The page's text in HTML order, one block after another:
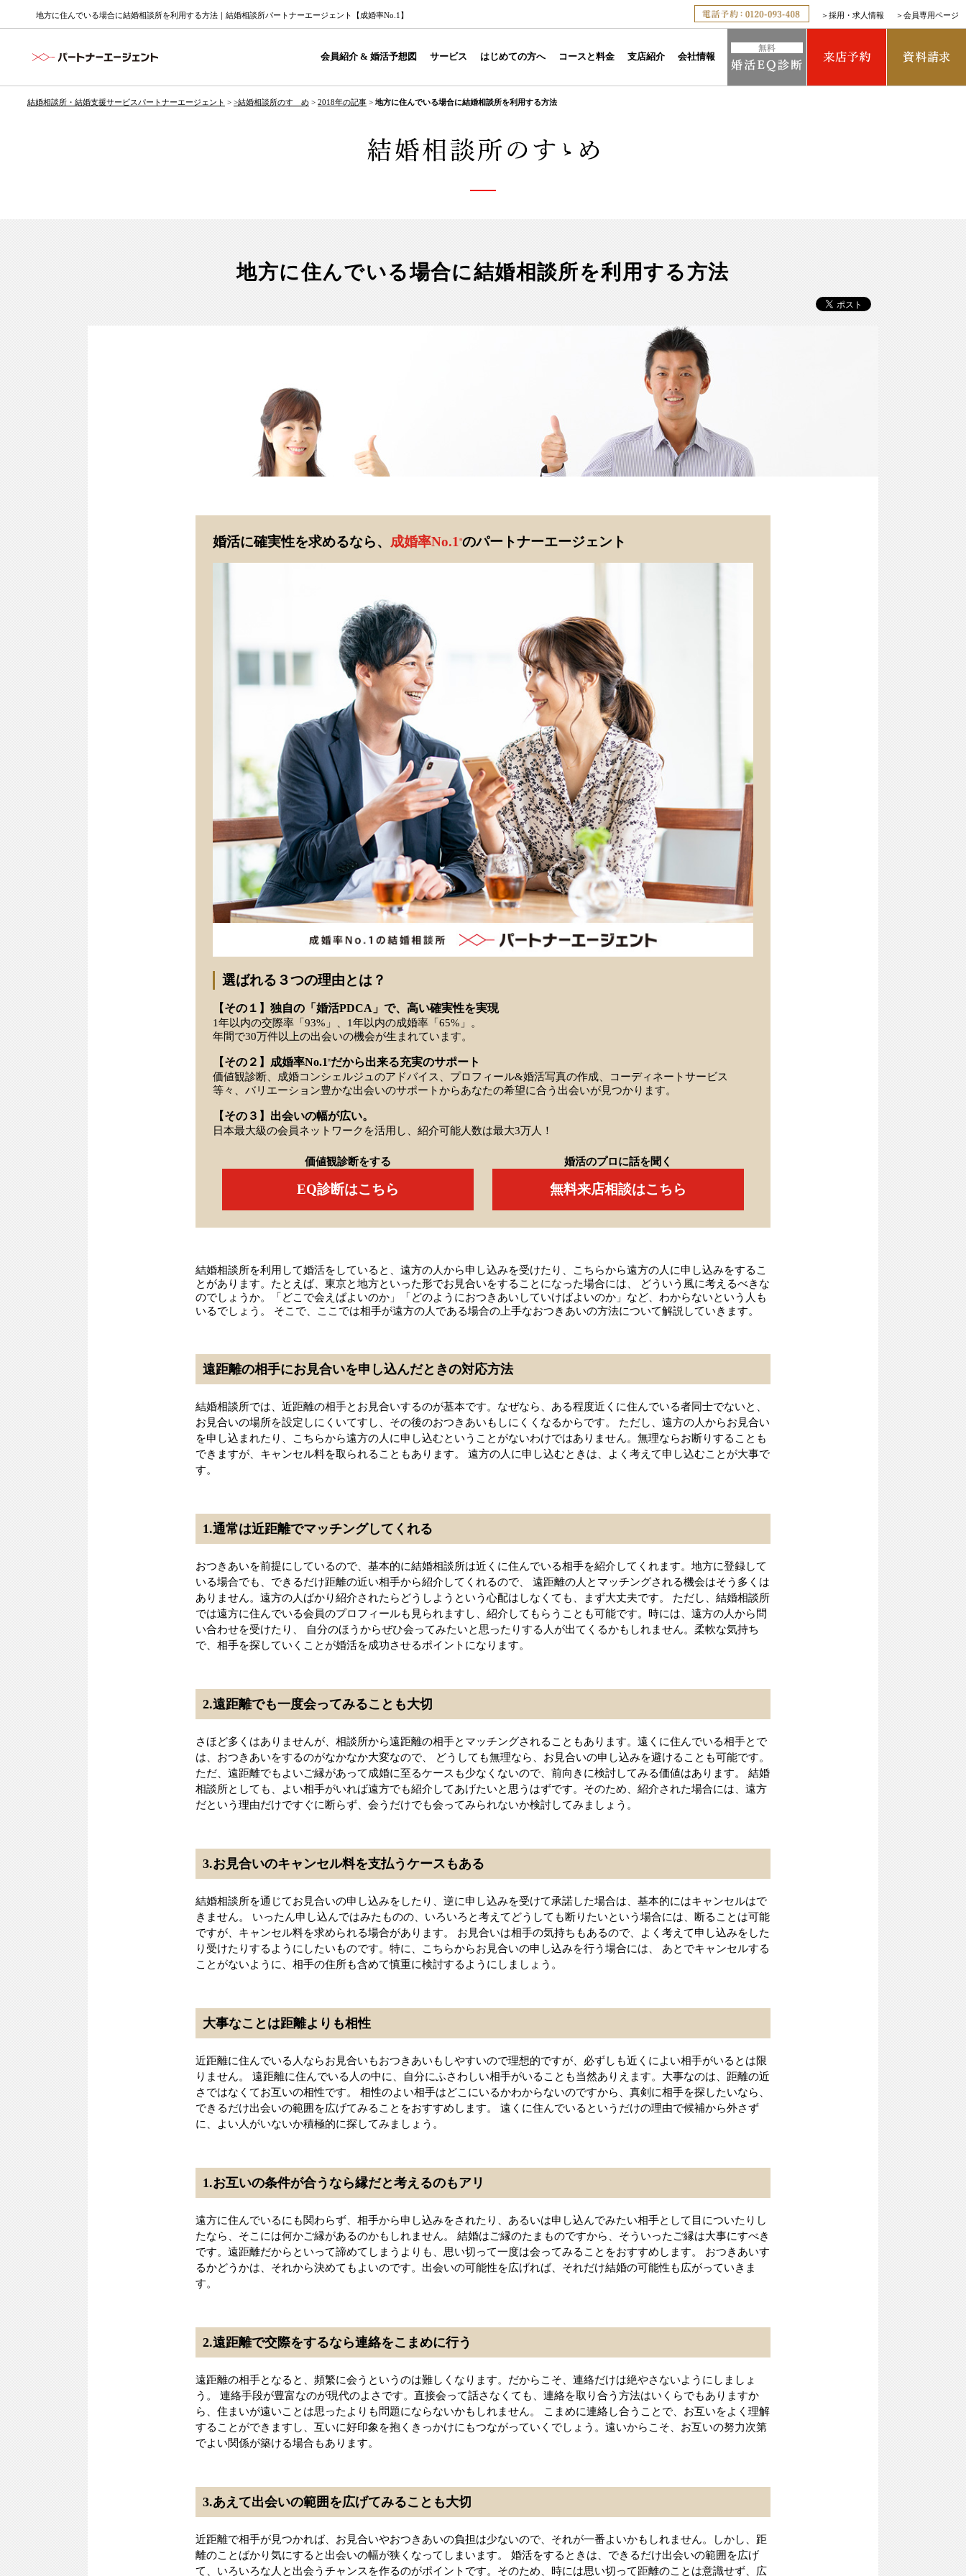
地方に住んでいる場合に結婚相談所を利用する方法｜結婚相談所パートナーエージェント【成婚率No.1】 ＞ 採用・求人情報 ＞ 会員専用ページ
会員紹介 & 婚活予想図 サービス はじめての方へ コースと料金 支店紹介 会社情報
結婚相談所・結婚支援サービスパートナーエージェント > >結婚相談所のすゝめ > 2018年の記事 > 地方に住んでいる場合に結婚相談所を利用する方法
地方に住んでいる場合に結婚相談所を利用する方法
婚活に確実性を求めるなら、 成婚率No.1 ※のパートナーエージェント
選ばれる３つの理由とは？
【その１】独自の「婚活PDCA」で、高い確実性を実現
1年以内の交際率「93%」、1年以内の成婚率「65%」。
年間で30万件以上の出会いの機会が生まれています。
【その２】成婚率No.1 ※ だから出来る充実のサポート
価値観診断、成婚コンシェルジュのアドバイス、プロフィール&婚活写真の作成、コーディネートサービス
等々、バリエーション豊かな出会いのサポートからあなたの希望に合う出会いが見つかります。
【その３】出会いの幅が広い。
日本最大級の会員ネットワークを活用し、紹介可能人数は最大3万人！
価値観診断をする
EQ診断はこちら
婚活のプロに話を聞く
無料来店相談はこちら
結婚相談所を利用して婚活をしていると、遠方の人から申し込みを受けたり、こちらから遠方の人に申し込みをするこ
とがあります。たとえば、東京と地方といった形でお見合いをすることになった場合には、 どういう風に考えるべきな
のでしょうか。「どこで会えばよいのか」「どのようにおつきあいしていけばよいのか」など、わからないという人も
いるでしょう。 そこで、ここでは相手が遠方の人である場合の上手なおつきあいの方法について解説していきます。
遠距離の相手にお見合いを申し込んだときの対応方法
結婚相談所では、近距離の相手とお見合いするのが基本です。なぜなら、ある程度近くに住んでいる者同士でないと、
お見合いの場所を設定しにくいてすし、その後のおつきあいもしにくくなるからです。 ただし、遠方の人からお見合い
を申し込まれたり、こちらから遠方の人に申し込むということがないわけではありません。無理ならお断りすることも
できますが、キャンセル料を取られることもあります。 遠方の人に申し込むときは、よく考えて申し込むことが大事で
す。
1.通常は近距離でマッチングしてくれる
おつきあいを前提にしているので、基本的に結婚相談所は近くに住んでいる相手を紹介してくれます。地方に登録して
いる場合でも、できるだけ距離の近い相手から紹介してくれるので、 遠距離の人とマッチングされる機会はそう多くは
ありません。遠方の人ばかり紹介されたらどうしようという心配はしなくても、まず大丈夫です。 ただし、結婚相談所
では遠方に住んでいる会員のプロフィールも見られますし、紹介してもらうことも可能です。時には、遠方の人から問
い合わせを受けたり、 自分のほうからぜひ会ってみたいと思ったりする人が出てくるかもしれません。柔軟な気持ち
で、相手を探していくことが婚活を成功させるポイントになります。
2.遠距離でも一度会ってみることも大切
さほど多くはありませんが、相談所から遠距離の相手とマッチングされることもあります。遠くに住んでいる相手とで
は、おつきあいをするのがなかなか大変なので、 どうしても無理なら、お見合いの申し込みを避けることも可能です。
ただ、遠距離でもよいご縁があって成婚に至るケースも少なくないので、前向きに検討してみる価値はあります。 結婚
相談所としても、よい相手がいれば遠方でも紹介してあげたいと思うはずです。そのため、紹介された場合には、遠方
だという理由だけですぐに断らず、会うだけでも会ってみられないか検討してみましょう。
3.お見合いのキャンセル料を支払うケースもある
結婚相談所を通じてお見合いの申し込みをしたり、逆に申し込みを受けて承諾した場合は、基本的にはキャンセルはで
きません。 いったん申し込んではみたものの、いろいろと考えてどうしても断りたいという場合には、断ることは可能
ですが、キャンセル料を求められる場合があります。 お見合いは相手の気持ちもあるので、よく考えて申し込みをした
り受けたりするようにしたいものです。特に、こちらからお見合いの申し込みを行う場合には、 あとでキャンセルする
ことがないように、相手の住所も含めて慎重に検討するようにしましょう。
大事なことは距離よりも相性
近距離に住んでいる人ならお見合いもおつきあいもしやすいので理想的ですが、必ずしも近くによい相手がいるとは限
りません。 遠距離に住んでいる人の中に、自分にふさわしい相手がいることも当然ありえます。大事なのは、距離の近
さではなくてお互いの相性です。 相性のよい相手はどこにいるかわからないのですから、真剣に相手を探したいなら、
できるだけ出会いの範囲を広げてみることをおすすめします。 遠くに住んでいるというだけの理由で候補から外さず
に、よい人がいないか積極的に探してみましょう。
1.お互いの条件が合うなら縁だと考えるのもアリ
遠方に住んでいるにも関わらず、相手から申し込みをされたり、あるいは申し込んでみたい相手として目についたりし
たなら、そこには何かご縁があるのかもしれません。 結婚はご縁のたまものですから、そういったご縁は大事にすべき
です。遠距離だからといって諦めてしまうよりも、思い切って一度は会ってみることをおすすめします。 おつきあいす
るかどうかは、それから決めてもよいのです。出会いの可能性を広げれば、それだけ結婚の可能性も広がっていきま
す。
2.遠距離で交際をするなら連絡をこまめに行う
遠距離の相手となると、頻繁に会うというのは難しくなります。だからこそ、連絡だけは絶やさないようにしましょ
う。 連絡手段が豊富なのが現代のよさです。直接会って話さなくても、連絡を取り合う方法はいくらでもありますか
ら、住まいが遠いことは思ったよりも問題にならないかもしれません。 こまめに連絡し合うことで、お互いをよく理解
することができますし、互いに好印象を抱くきっかけにもつながっていくでしょう。遠いからこそ、お互いの努力次第
でよい関係が築ける場合もあります。
3.あえて出会いの範囲を広げてみることも大切
近距離で相手が見つかれば、お見合いやおつきあいの負担は少ないので、それが一番よいかもしれません。しかし、距
離のことばかり気にすると出会いの幅が狭くなってしまいます。 婚活をするときは、できるだけ出会いの範囲を広げ
て、いろいろな人と出会うチャンスを作るのがポイントです。そのため、時には思い切って距離のことは意識せず、広